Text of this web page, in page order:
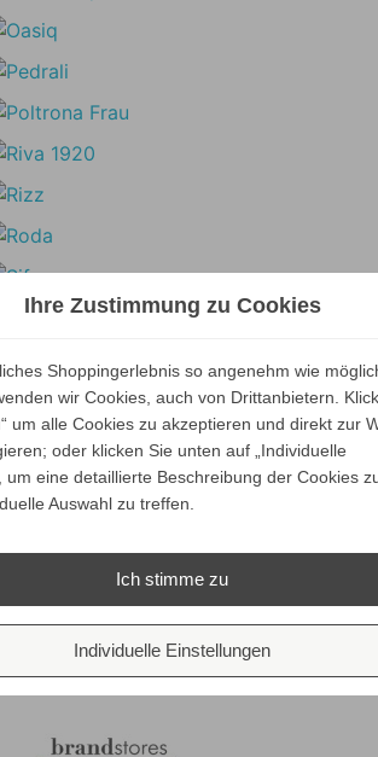
Ihre Zustimmung zu Cookies
Shoppingerlebnis so angenehm wie
wir Cookies, auch von Drittanbietern.
um alle Cookies zu akzeptieren und direkt zur
oder klicken Sie unten auf „Individuelle
um eine detaillierte Beschreibung der Cookies
Auswahl zu treffen.
Ich stimme zu
Individuelle Einstellungen